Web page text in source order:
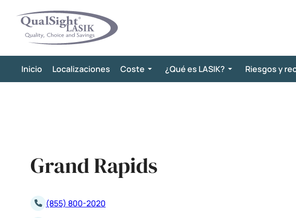
contenido
Inicio Localizaciones Coste ¿Qué es LASIK? Riesgos y
Grand Rapids
(855) 800-2020